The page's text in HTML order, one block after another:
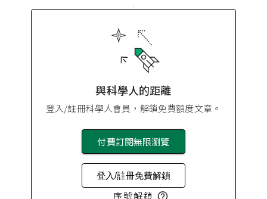
與科學人的距離
登入/註冊科學人會員，解鎖免費額度文章。
付費訂閱無限瀏覽
登入/註冊免費解鎖
序號解鎖